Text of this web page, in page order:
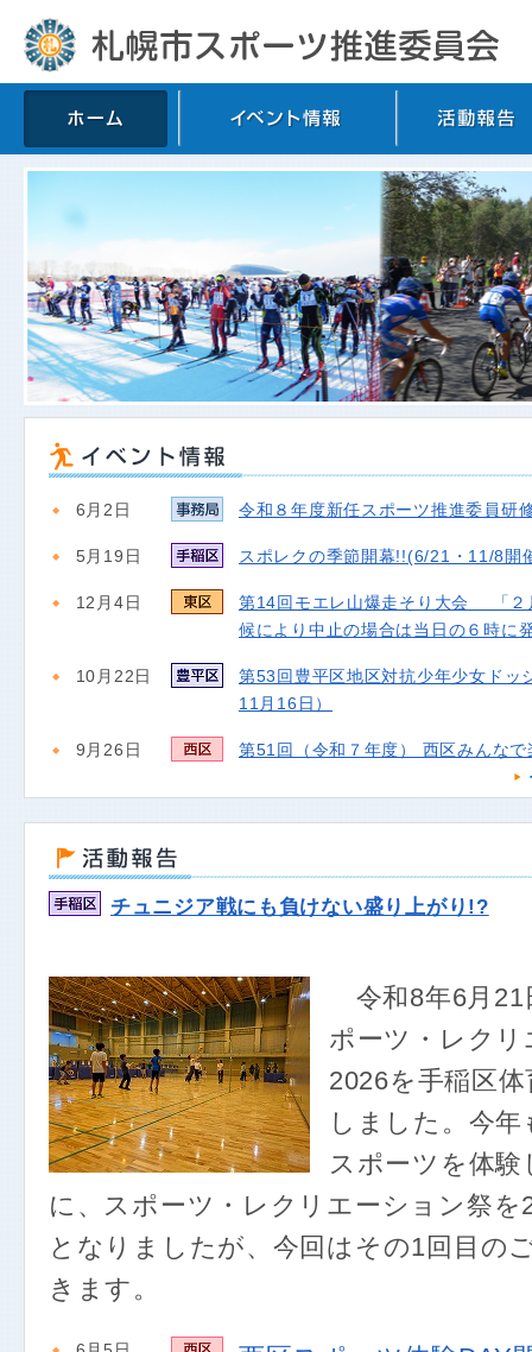
6月2日 令和８年度新任スポーツ推進委員研
5月19日 スポレクの季節開幕!!(6/21・11/8開
12月4日
第14回モエレ山爆走そり大会 「２
候により中止の場合は当日の６時に
10月22日
第53回豊平区地区対抗少年少女ドッ
11月16日）
9月26日 第51回（令和７年度） 西区みんな
チュニジア戦にも負けない盛り上がり!?
令和8年6月21
ポーツ・レク
2026を手稲区
しました。今
スポーツを体
に、スポーツ・レクリエーション祭を
となりましたが、今回はその1回目の
きます。